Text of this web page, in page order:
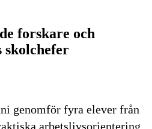
forskare och
skolchefer
genomför fyra elever från
arbetslivsorientering,